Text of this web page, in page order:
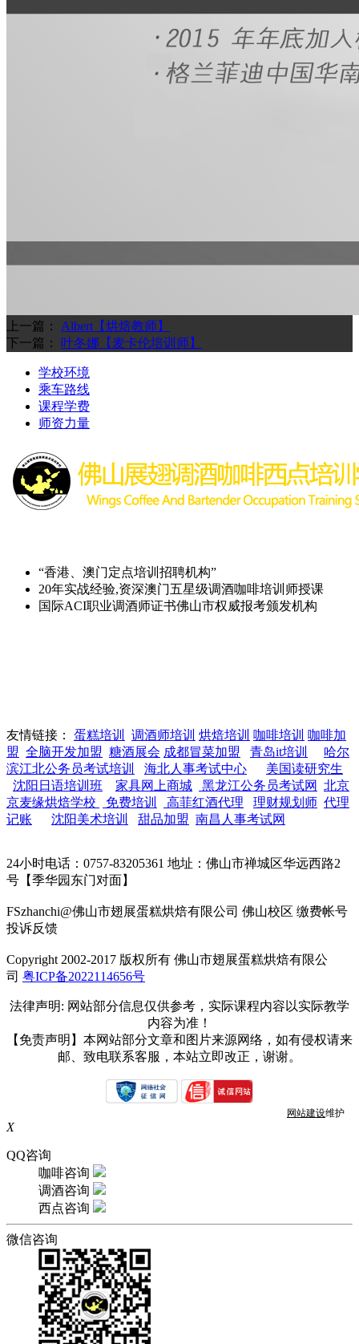
上一篇： Albert【烘焙教师】
下一篇：
叶冬娜【麦卡伦培训师】
学校环境
乘车路线
课程学费
师资力量
“香港、澳门定点培训招聘机构”
20年实战经验,资深澳门五星级调酒咖啡培训师授课
国际ACI职业调酒师证书佛山市权威报考颁发机构
友情链接： 蛋糕培训 调酒师培训 烘焙培训 咖啡培训 咖啡加
盟 全脑开发加盟 糖酒展会 成都冒菜加盟 青岛it培训
哈尔
滨江北公务员考试培训
海北人事考试中心
美国读研究生
沈阳日语培训班
家具网上商城 黑龙江公务员考试网
北京
京麦缘烘焙学校
免费培训 高菲红酒代理 理财规划师 代理
记账
沈阳美术培训 甜品加盟 南昌人事考试网
24小时电话：0757-83205361 地址：佛山市禅城区华远西路2
号【季华园东门对面】
FSzhanchi@佛山市翅展蛋糕烘焙有限公司 佛山校区 缴费帐号
投诉反馈
Copyright 2002-2017 版权所有 佛山市翅展蛋糕烘焙有限公
司 粤ICP备2022114656号
法律声明: 网站部分信息仅供参考，实际课程内容以实际教学
内容为准！
【免责声明】本网站部分文章和图片来源网络，如有侵权请来
邮、致电联系客服，本站立即改正，谢谢。
网站建设维护
X
QQ咨询
咖啡咨询
调酒咨询
西点咨询
微信咨询